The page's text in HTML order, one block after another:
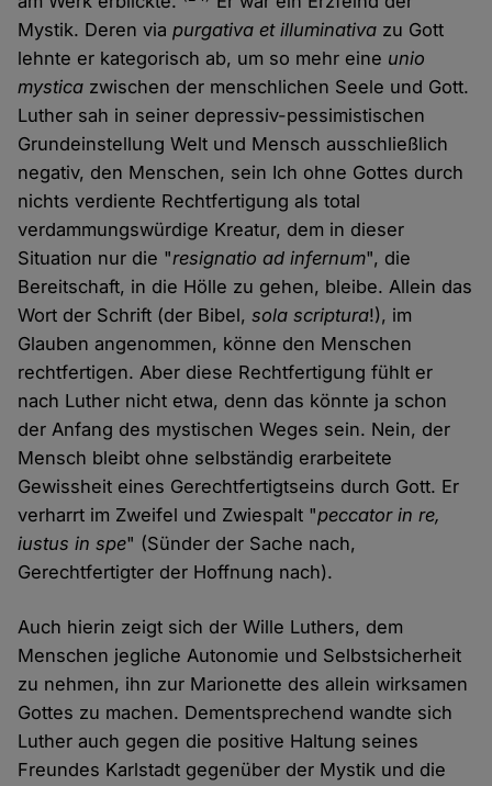
Mystik. Deren viapurgativa et illuminativa zu Gott
lehnte er kategorisch ab, um so mehr eine unio
mystica zwischen der menschlichen Seele und Gott.
Luther sah in seiner depressiv-pessimistischen
Grundeinstellung Welt und Mensch ausschließlich
negativ, den Menschen, sein Ich ohne Gottes durch
nichts verdiente Rechtfertigung als total
verdammungswürdige Kreatur, dem in dieser
Situation nur die "resignatio ad infernum", die
Bereitschaft, in die Hölle zu gehen, bleibe. Allein das
Wort der Schrift (der Bibel,sola scriptura!), im
Glauben angenommen, könne den Menschen
rechtfertigen. Aber diese Rechtfertigung fühlt er
nach Luther nicht etwa, denn das könnte ja schon
der Anfang des mystischen Weges sein. Nein, der
Mensch bleibt ohne selbständig erarbeitete
Gewissheit eines Gerechtfertigtseins durch Gott. Er
verharrt im Zweifel und Zwiespalt "peccator in re,
iustus in spe" (Sünder der Sache nach,
Gerechtfertigter der Hoffnung nach).
Auch hierin zeigt sich der Wille Luthers, dem
Menschen jegliche Autonomie und Selbstsicherheit
zu nehmen, ihn zur Marionette des allein wirksamen
Gottes zu machen. Dementsprechend wandte sich
Luther auch gegen die positive Haltung seines
Freundes Karlstadt gegenüber der Mystik und die